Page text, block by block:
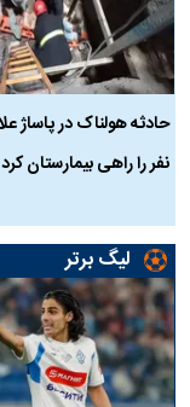
نفر را راهی بیمارستان کرد
لیگ برتر